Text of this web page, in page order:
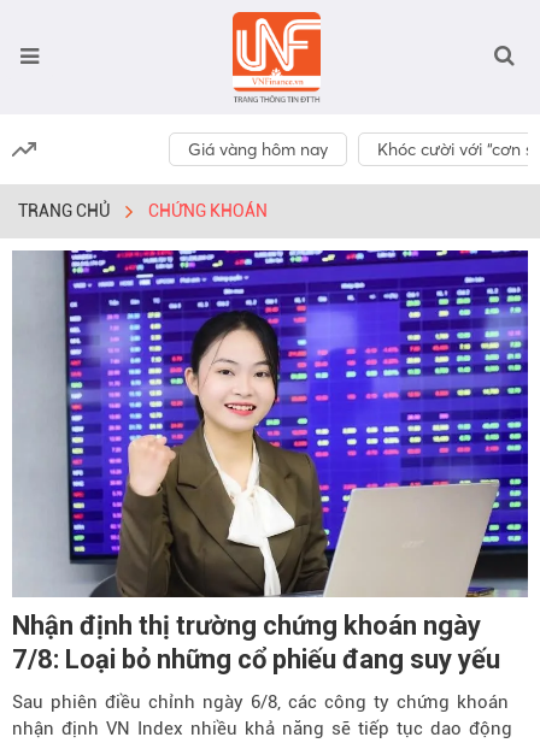
Giá vàng hôm nay Khóc cười với “cơn
TRANG CHỦ CHỨNG KHOÁN
Nhận định thị trường chứng khoán ngày
7/8: Loại bỏ những cổ phiếu đang suy yếu
Sau phiên điều chỉnh ngày 6/8, các công ty chứng khoán
nhận định VN Index nhiều khả năng sẽ tiếp tục dao động